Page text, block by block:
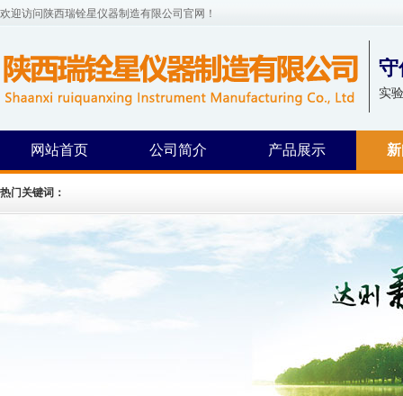
欢迎访问陕西瑞铨星仪器制造有限公司官网！
守
实
网站首页 公司简介 产品展示
热门关键词：